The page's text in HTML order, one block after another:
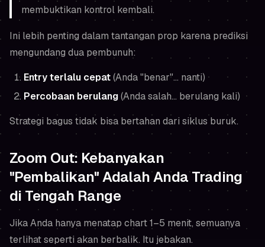
membuktikan kontrol kembali.
Ini lebih penting dalam tantangan prop karena prediksi
mengundang dua pembunuh:
Entry terlalu cepat(Anda "benar"… nanti)
Percobaan berulang(Anda salah… berulang kali)
Strategi bagus tidak bisa bertahan dari siklus buruk.
Zoom Out: Kebanyakan
"Pembalikan" Adalah Anda Trading
di Tengah Range
Jika Anda hanya menatap chart 1–5 menit, semuanya
terlihat seperti akan berbalik. Itu jebakan.